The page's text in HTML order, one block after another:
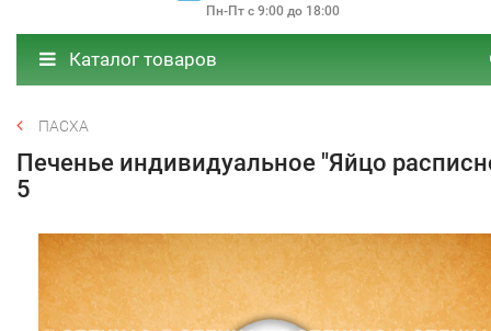
Пн-Пт с 9:00 до 18:00
Каталог товаров
ПАСХА
Печенье индивидуальное "Яйцо
5